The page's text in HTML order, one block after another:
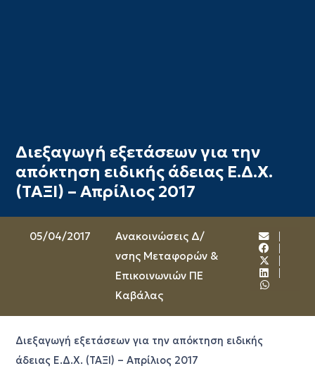
Διεξαγωγή εξετάσεων για την
απόκτηση ειδικής άδειας Ε.Δ.Χ.
(ΤΑΞΙ) – Απρίλιος 2017
05/04/2017
Ανακοινώσεις Δ/
νσης Μεταφορών &
Επικοινωνιών ΠΕ
Καβάλας
Διεξαγωγή εξετάσεων για την απόκτηση ειδικής
άδειας Ε.Δ.Χ. (ΤΑΞΙ) – Απρίλιος 2017